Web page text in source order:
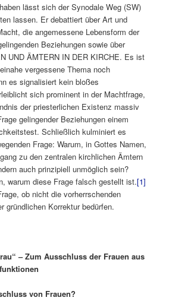
lässt sich der Synodale Weg (SW)
lassen. Er debattiert über Art und
die angemessene Lebensform der
Beziehungen sowie über
UND ÄMTERN IN DER KIRCHE. Es ist
vergessene Thema noch
es signalisiert kein bloßes
sich prominent in der Machtfrage,
der priesterlichen Existenz massiv
gelingender Beziehungen einem
Schließlich kulminiert es
Frage: Warum, in Gottes Namen,
zu den zentralen kirchlichen Ämtern
auch prinzipiell unmöglich sein?
warum diese Frage falsch gestellt ist.[1]
ob nicht die vorherrschenden
gründlichen Korrektur bedürfen.
–Zum Ausschluss der Frauen aus
von Frauen?